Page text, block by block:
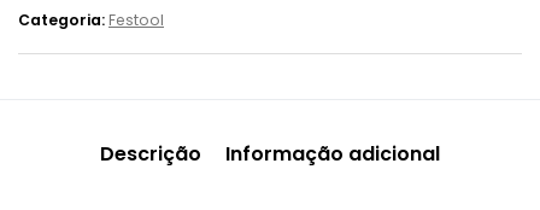
Categoria: Festool
Descrição Informação adicional